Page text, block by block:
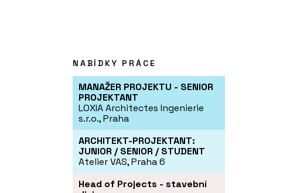
NABÍDKY PRÁCE
MANAŽER PROJEKTU - SENIOR
PROJEKTANT
LOXIA Architectes Ingenierie
s.r.o., Praha
ARCHITEKT-PROJEKTANT:
JUNIOR / SENIOR / STUDENT
Atelier VAS, Praha 6
Head of Projects - stavební